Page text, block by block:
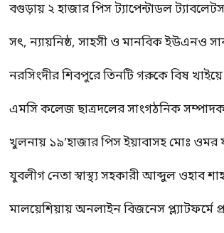
বগুড়ায় ২ হাজার পিস ট্যাপেন্টাডল
সৎ, ন্যায়নিষ্ঠ, সাহসী ও মানবিক ইউএনও
নরসিংদীর শিবপুরে তিনটি গরুকে বিষ খাইয়ে
এমসি কলেজ ছাত্রদলের সাংগঠনিক
খুলনায় ১৯’হাজার পিস ইয়াবাসহ মোঃ
যুবলীগ নেতা স্বাস্থ্য সহকারী আব্দুল ওহাব
মালয়েশিয়ায় অনলাইন বিজনেস প্ল্যাটফর্মে